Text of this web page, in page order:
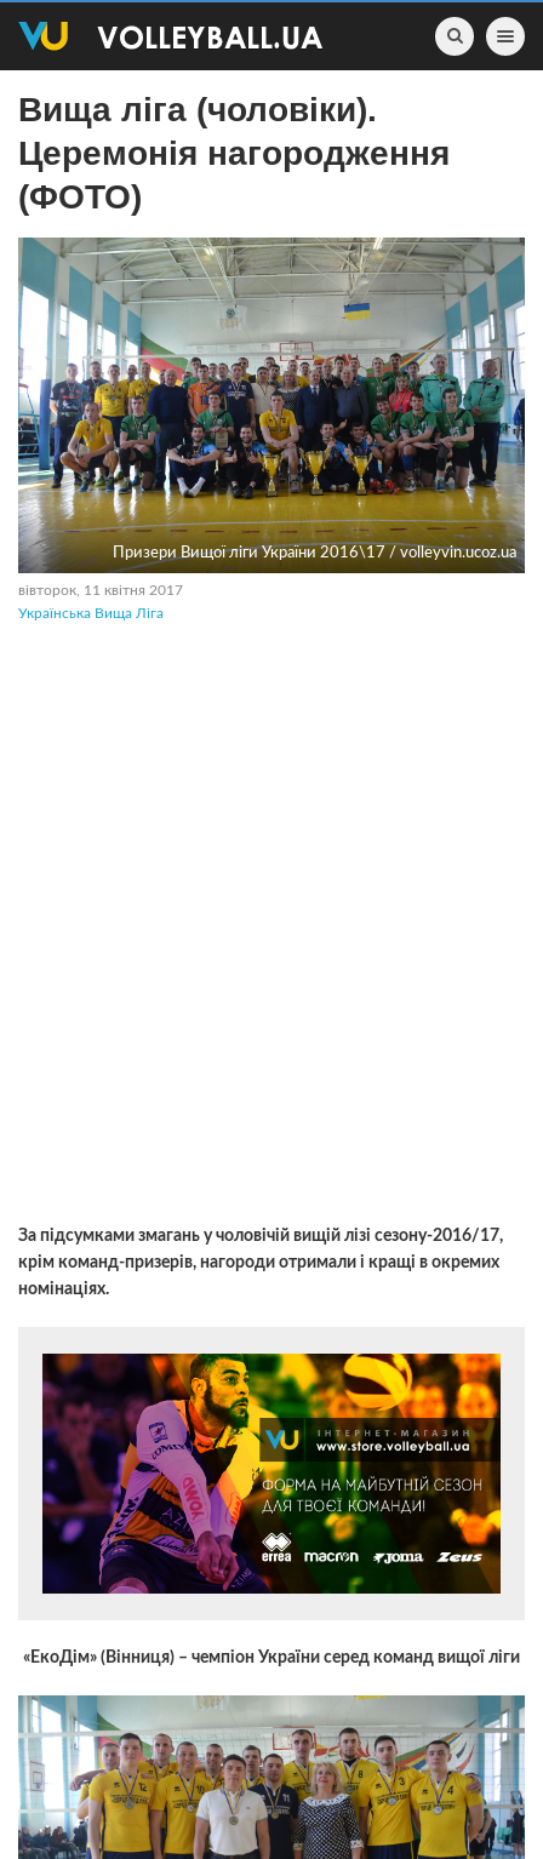
Toggle
Вища ліга (чоловіки).
Церемонiя нагородження
(ФОТО)
Призери Вищої лiги України 2016\17 / volleyvin.ucoz.ua
вівторок, 11 квітня 2017
Українська Вища Ліга
За підсумками змагань у чоловічій вищій лізі сезону-2016/17,
крім команд-призерів, нагороди отримали і кращі в окремих
номінаціях.
«ЕкоДім» (Вінниця) – чемпіон України серед команд вищої ліги